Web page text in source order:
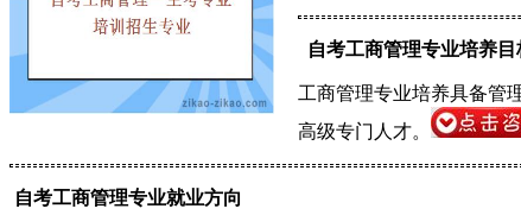
自考工商管理专业培养目
工商管理专业培养具备管
高级专门人才。
自考工商管理专业就业方向